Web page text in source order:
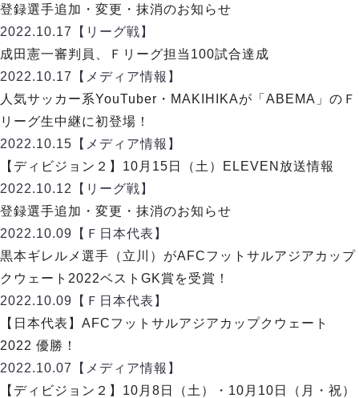
メットライフ生命Ｆリーグカップ 2026
試合日程・結果
大会概要
アリーナ情報
チケット情報
過去の記録
リガーレヴィア葛飾
Y．S．C．C．横浜
ヴィンセドール白山
アグレミーナ浜松
デウソン神戸
ポルセイド浜田
ミラクルスマイル新居浜
記念ゴール
ハットトリック
担当審判員
選手の通算記録（Ｆ１）
エスポラーダ北海道
バルドラール浦安
フウガドールすみだ
しながわシティ
立川アスレティックFC
ペスカドーラ町田
湘南ベルマーレ
ボアルース長野
名古屋オーシャンズ
シュライカー大阪
ボルクバレット北九州
バサジィ大分
DIVISION02
FOLLOW US!
登録選手追加・変更・抹消のお知らせ
2022.10.17
【リーグ戦】
成田憲一審判員、Ｆリーグ担当100試合達成
2022.10.17
【メディア情報】
人気サッカー系YouTuber・MAKIHIKAが「ABEMA」のＦ
リーグ生中継に初登場！
2022.10.15 【メディア情報】
【ディビジョン２】10月15日（土）ELEVEN放送情報
2022.10.12
【リーグ戦】
登録選手追加・変更・抹消のお知らせ
2022.10.09 【Ｆ日本代表】
黒本ギレルメ選手（立川）がAFCフットサルアジアカップ
クウェート2022ベストGK賞を受賞！
2022.10.09 【Ｆ日本代表】
【日本代表】AFCフットサルアジアカップクウェート
2022 優勝！
2022.10.07
【メディア情報】
【ディビジョン２】10月8日（土）・10月10日（月・祝）